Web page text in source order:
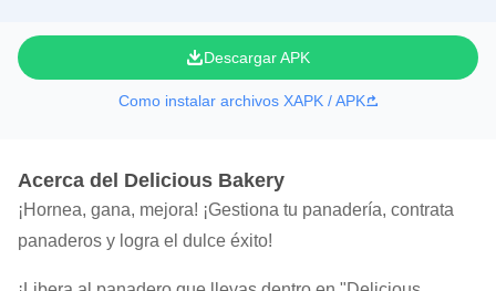
Descargar APK
Como instalar archivos XAPK / APK
Acerca del Delicious Bakery
¡Hornea, gana, mejora! ¡Gestiona tu panadería, contrata
panaderos y logra el dulce éxito!